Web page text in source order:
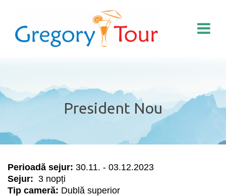
President Nou
Perioadă sejur: 30.11. - 03.12.2023
Sejur: 3 nopți
Tip cameră: Dublă superior